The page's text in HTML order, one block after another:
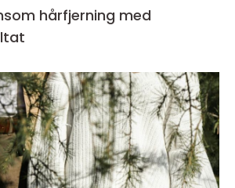
hårfjerning med